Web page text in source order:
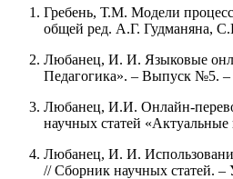
Гребень, Т.М. Модели
общей ред. А.Г. Гудманяна,
Любанец, И. И. Языковые
Педагогика». – Выпуск №5.
Любанец, И.И. Онлайн-
научных статей
Любанец, И. И.
// Сборник научных статей. –